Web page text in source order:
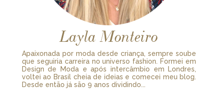
Layla Monteiro
Apaixonada por moda desde criança, sempre soube
que seguiria carreira no universo fashion. Formei em
Design de Moda e após intercâmbio em Londres,
voltei ao Brasil cheia de ideias e comecei meu blog.
Desde então já são 9 anos dividindo...